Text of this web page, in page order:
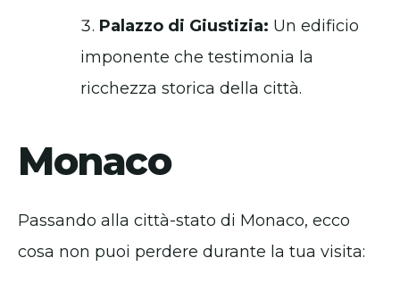
Palazzo di Giustizia: Un edificio
imponente che testimonia la
ricchezza storica della città.
Monaco
Passando alla città-stato di Monaco, ecco
cosa non puoi perdere durante la tua visita: